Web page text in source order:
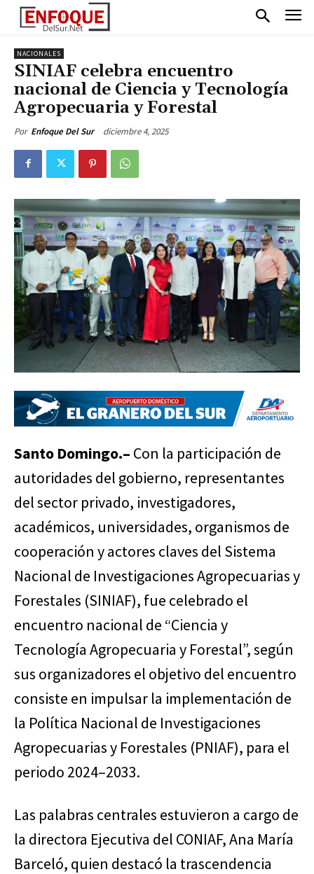
NACIONALES
SINIAF celebra encuentro
nacional de Ciencia y Tecnología
Agropecuaria y Forestal
Por Enfoque Del Sur diciembre 4, 2025
Santo Domingo.– Con la participación de
autoridades del gobierno, representantes
del sector privado, investigadores,
académicos, universidades, organismos de
cooperación y actores claves del Sistema
Nacional de Investigaciones Agropecuarias y
Forestales (SINIAF), fue celebrado el
encuentro nacional de “Ciencia y
Tecnología Agropecuaria y Forestal”, según
sus organizadores el objetivo del encuentro
consiste en impulsar la implementación de
la Política Nacional de Investigaciones
Agropecuarias y Forestales (PNIAF), para el
periodo 2024–2033.
Las palabras centrales estuvieron a cargo de
la directora Ejecutiva del CONIAF, Ana María
Barceló, quien destacó la trascendencia